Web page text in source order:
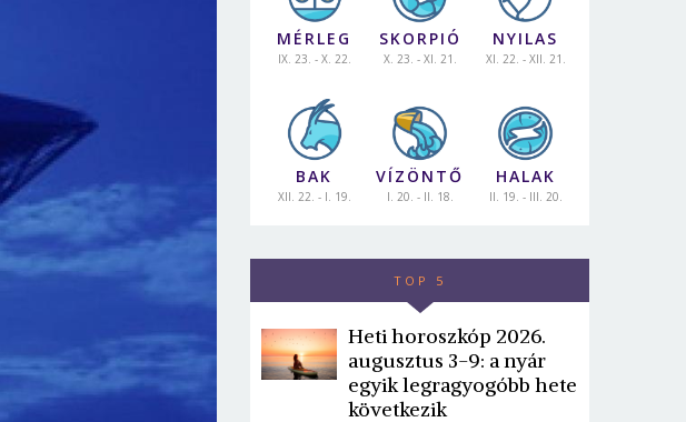
MÉRLEG
IX. 23. - X. 22.
SKORPIÓ
X. 23. - XI. 21.
NYILAS
XI. 22. - XII. 21.
BAK
XII. 22. - I. 19.
VÍZÖNTŐ
I. 20. - II. 18.
HALAK
II. 19. - III. 20.
TOP 5
Heti horoszkóp 2026.
augusztus 3-9: a nyár
egyik legragyogóbb hete
következik